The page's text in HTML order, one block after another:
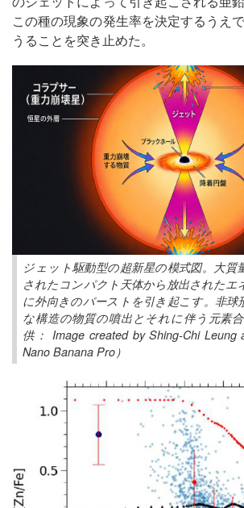
この種の現象の発生率を決定するうえ
うることを突き止めた。
ジェット駆動型の超新星の模式図。大質
されたコンパクト天体から放出されたエ
に外向きのバーストを引き起こす。非球
な構造の物質の噴出とそれに伴う元素
供： Image created by Shing-Chi Leung
Nano Banana Pro）